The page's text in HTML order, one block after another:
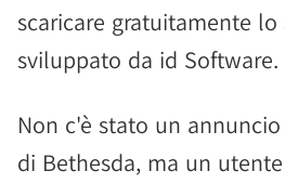
scaricare gratuitamente
sviluppato da id Software.
Non c'è stato un
di Bethesda, ma un